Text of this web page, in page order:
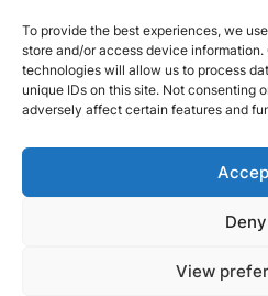
To provide the best experiences, we
store and/or access device
technologies will allow us to process
unique IDs on this site. Not consenting
adversely affect certain features and
Deny
View
आईपीएल भविष्यवाणियाँ
महिला क्रिकेट
आईपीएल समाचार